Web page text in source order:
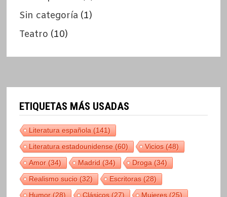
Sin categoría (1)
Teatro (10)
ETIQUETAS MÁS USADAS
Literatura española(141)
Literatura estadounidense(60) Vicios(48)
Amor(34) Madrid(34) Droga(34)
Realismo sucio(32) Escritoras(28)
Humor(28) Clásicos(27) Mujeres(25)